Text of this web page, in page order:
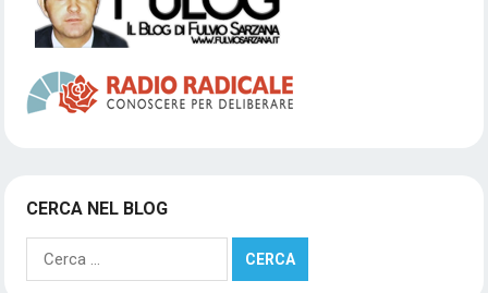
CERCA NEL BLOG
Ricerca
per: